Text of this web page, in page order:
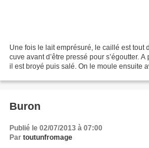
Une fois le lait emprésuré, le caillé est tout
cuve avant d’être pressé pour s’égoutter.
il est broyé puis salé. On le moule ensuite
Buron
Publié le 02/07/2013 à 07:00
Par toutunfromage